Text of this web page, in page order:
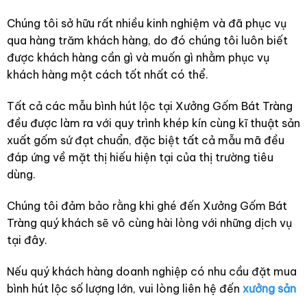
Chúng tôi sở hữu rất nhiều kinh nghiệm và đã phục vụ
qua hàng trăm khách hàng, do đó chúng tôi luôn biết
được khách hàng cần gì và muốn gì nhằm phục vụ
khách hàng một cách tốt nhất có thể.
Tất cả các mẫu bình hút lộc tại Xưởng Gốm Bát Tràng
đều được làm ra với quy trình khép kín cùng kĩ thuật sản
xuất gốm sứ đạt chuẩn, đặc biệt tất cả mẫu mã đều
đáp ứng về mặt thị hiếu hiện tại của thị trường tiêu
dùng.
Chúng tôi đảm bảo rằng khi ghé đến Xưởng Gốm Bát
Tràng quý khách sẽ vô cùng hài lòng với những dịch vụ
tại đây.
Nếu quý khách hàng doanh nghiệp có nhu cầu đặt mua
bình hút lộc số lượng lớn, vui lòng liên hệ đến xưởng sản